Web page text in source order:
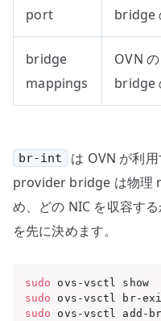
port
bridge
bridge
mappings
OVN
bridge
br-int
は OVN が利
provider bridge は物理
め、どの NIC を収容す
を先に決めます。
sudo
ovs-vsctl show
sudo
sudo